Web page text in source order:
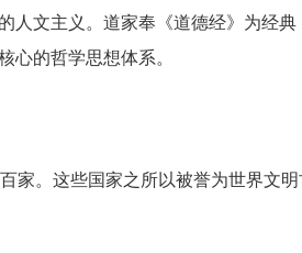
人文主义。道家奉《道德经》为经典
心的哲学思想体系。
家。这些国家之所以被誉为世界文明